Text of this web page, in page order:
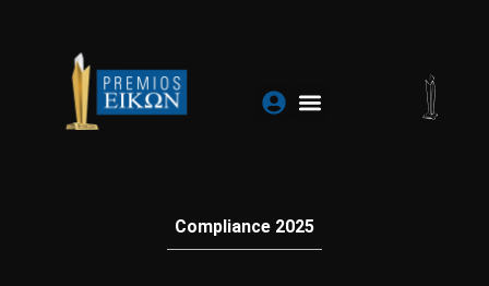
contenido
Compliance 2025